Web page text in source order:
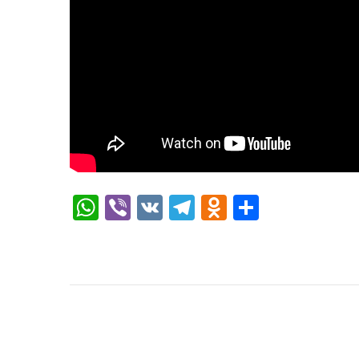
WhatsApp
Viber
VK Telegram